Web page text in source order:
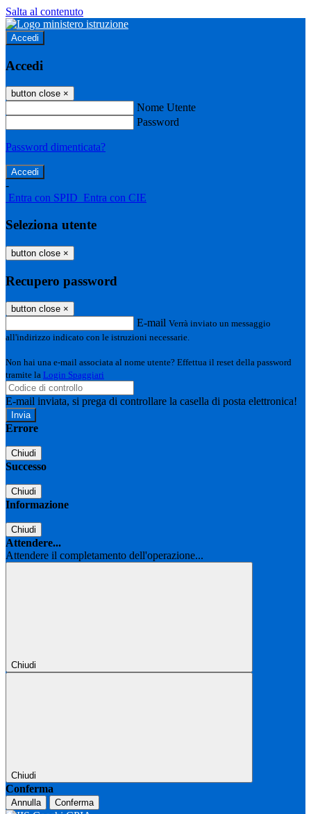
Salta al contenuto
Accedi
Accedi
button close ×
Nome Utente
Password
Password dimenticata?
-
Entra con SPID Entra con CIE
Seleziona utente
button close ×
Recupero password
button close ×
E-mail Verrà inviato un messaggio
all'indirizzo indicato con le istruzioni necessarie.
Non hai una e-mail associata al nome utente? Effettua il reset della password
tramite la Login Spaggiari
E-mail inviata, si prega di controllare la casella di posta elettronica!
Errore
Chiudi
Successo
Chiudi
Informazione
Chiudi
Attendere...
Attendere il completamento dell'operazione...
Chiudi
Chiudi
Conferma
Annulla Conferma